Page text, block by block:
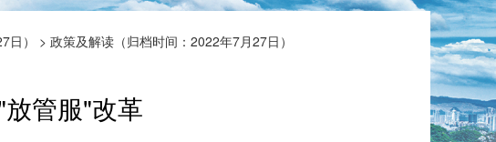
） > 政策及解读（归档时间：2022年7月27日）
管服"改革